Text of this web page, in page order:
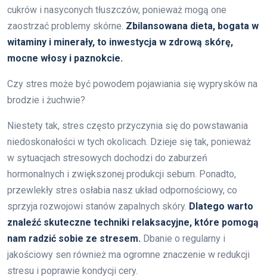
cukrów i nasyconych tłuszczów, ponieważ mogą one
zaostrzać problemy skórne. Zbilansowana dieta, bogata w
witaminy i minerały, to inwestycja w zdrową skórę,
mocne włosy i paznokcie.
Czy stres może być powodem pojawiania się wyprysków na
brodzie i żuchwie?
Niestety tak, stres często przyczynia się do powstawania
niedoskonałości w tych okolicach. Dzieje się tak, ponieważ
w sytuacjach stresowych dochodzi do zaburzeń
hormonalnych i zwiększonej produkcji sebum. Ponadto,
przewlekły stres osłabia nasz układ odpornościowy, co
sprzyja rozwojowi stanów zapalnych skóry. Dlatego warto
znaleźć skuteczne techniki relaksacyjne, które pomogą
nam radzić sobie ze stresem. Dbanie o regularny i
jakościowy sen również ma ogromne znaczenie w redukcji
stresu i poprawie kondycji cery.